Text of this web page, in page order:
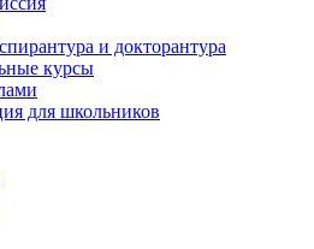
и докторантура
курсы
для школьников